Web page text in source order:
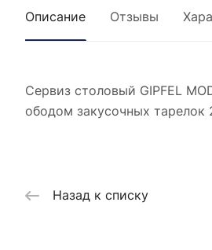
Описание Отзывы
Сервиз столовый GIPFEL
ободом закусочных
Назад к списку